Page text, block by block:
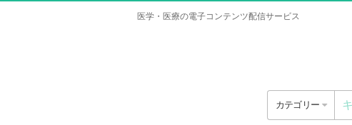
医学・医療の電子コンテンツ配信サービス
カテゴリー